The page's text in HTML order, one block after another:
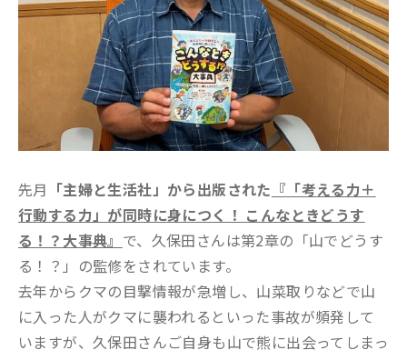
先月 「主婦と生活社」から出版された 『「考える力＋
行動する力」が同時に身につく！ こんなときどうす
る！？大事典』 で、久保田さんは第2章の「山でどうす
る！？」の監修をされています。
去年からクマの目撃情報が急増し、山菜取りなどで山
に入った人がクマに襲われるといった事故が頻発して
いますが、久保田さんご自身も山で熊に出会ってしまっ